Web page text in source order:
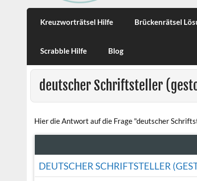
Kreuzworträtsel Hilfe Brückenrätsel
Scrabble Hilfe Blog
deutscher Schriftsteller
Hier die Antwort auf die Frage "deutscher
DEUTSCHER SCHRIFTSTELLER